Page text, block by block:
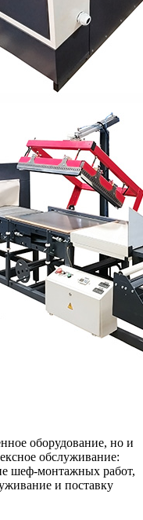
оборудование, но и
обслуживание:
шеф-монтажных работ,
и поставку